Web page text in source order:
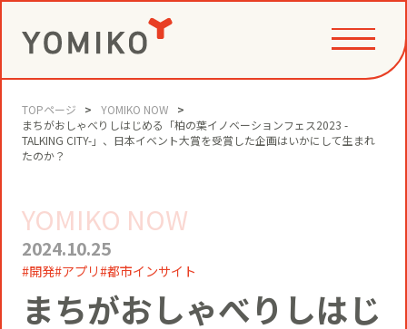
PHILOSOPHY
VI
VALUE CREATION
コミュニティクリエイション®
NEWS
TOPページ
YOMIKO NOW
まちがおしゃべりしはじめる「柏の葉イノベーションフェス2023 -
TALKING CITY-」、日本イベント大賞を受賞した企画はいかにして生まれ
たのか？
YOMIKO NOW
2024.10.25
開発 アプリ 都市インサイト
まちがおしゃべりしはじ